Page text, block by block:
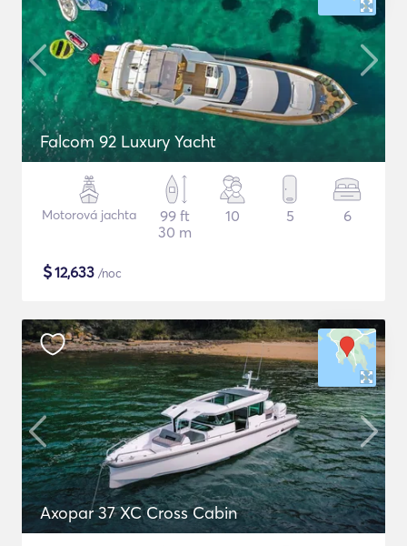
Falcom 92 Luxury Yacht
Motorová jachta
99 ft
30 m
10 5 6
$12,633 /noc
Axopar 37 XC Cross Cabin